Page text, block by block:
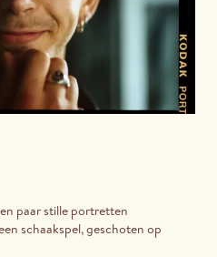
paar stille portretten
schaakspel, geschoten op